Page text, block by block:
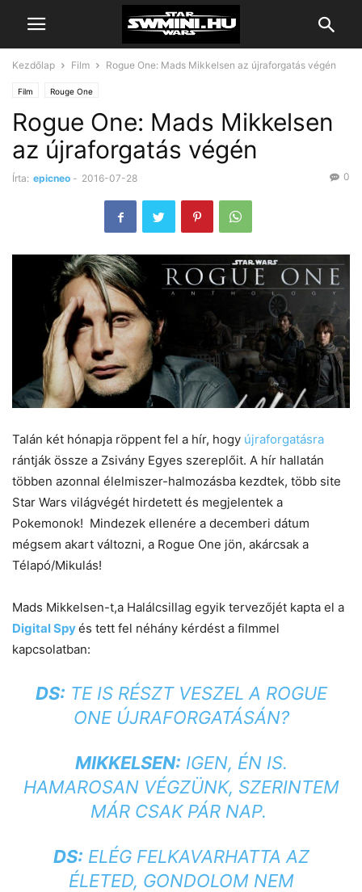
Kezdőlap Film Rogue One: Mads Mikkelsen az újraforgatás végén
Film Rouge One
Rogue One: Mads Mikkelsen
az újraforgatás végén
Írta: epicneo - 2016-07-28 0
Talán két hónapja röppent fel a hír, hogy újraforgatásra
rántják össze a Zsivány Egyes szereplőit. A hír hallatán
többen azonnal élelmiszer-halmozásba kezdtek, több site
Star Wars világvégét hirdetett és megjelentek a
Pokemonok! Mindezek ellenére a decemberi dátum
mégsem akart változni, a Rogue One jön, akárcsak a
Télapó/Mikulás!
Mads Mikkelsen-t,a Halálcsillag egyik tervezőjét kapta el a
Digital Spyés tett fel néhány kérdést a filmmel
kapcsolatban:
DS: TE IS RÉSZT VESZEL A ROGUE
ONE ÚJRAFORGATÁSÁN?
MIKKELSEN: IGEN, ÉN IS.
HAMAROSAN VÉGZÜNK, SZERINTEM
MÁR CSAK PÁR NAP.
DS: ELÉG FELKAVARHATTA AZ
ÉLETED, GONDOLOM NEM